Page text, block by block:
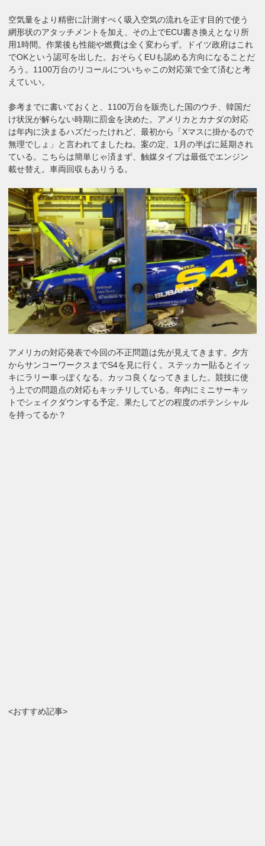
空気量をより精密に計測すべく吸入空気の流れを正す目的で使う
網形状のアタッチメントを加え、その上でECU書き換えとなり所
用1時間。作業後も性能や燃費は全く変わらず。ドイツ政府はこれ
でOKという認可を出した。おそらくEUも認める方向になることだ
ろう。1100万台のリコールについちゃこの対応策で全て済むと考
えていい。
参考までに書いておくと、1100万台を販売した国のウチ、韓国だ
け状況が解らない時期に罰金を決めた。アメリカとカナダの対応
は年内に決まるハズだったけれど、最初から「Xマスに掛かるので
無理でしょ」と言われてましたね。案の定、1月の半ばに延期され
ている。こちらは簡単じゃ済まず、触媒タイプは最低でエンジン
載せ替え。車両回収もありうる。
アメリカの対応発表で今回の不正問題は先が見えてきます。夕方
からサンコーワークスまでS4を見に行く。ステッカー貼るとイッ
キにラリー車っぽくなる。カッコ良くなってきました。競技に使
う上での問題点の対応もキッチリしている。年内にミニサーキッ
トでシェイクダウンする予定。果たしてどの程度のポテンシャル
を持ってるか？
<おすすめ記事>